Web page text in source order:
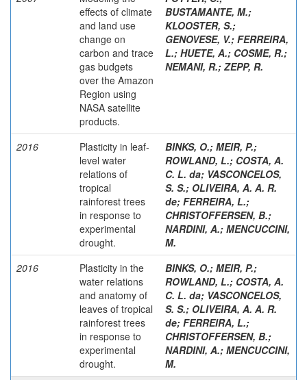
effects of climate
and land use
change on
carbon and trace
gas budgets
over the Amazon
Region using
NASA satellite
products.
BUSTAMANTE, M.;
KLOOSTER, S.;
GENOVESE, V.; FERREIRA,
L.; HUETE, A.; COSME, R.;
NEMANI, R.; ZEPP, R.
2016
Plasticity in leaf-
level water
relations of
tropical
rainforest trees
in response to
experimental
drought.
BINKS, O.; MEIR, P.;
ROWLAND, L.; COSTA, A.
C. L. da; VASCONCELOS,
S. S.; OLIVEIRA, A. A. R.
de; FERREIRA, L.;
CHRISTOFFERSEN, B.;
NARDINI, A.; MENCUCCINI,
M.
2016
Plasticity in the
water relations
and anatomy of
leaves of tropical
rainforest trees
in response to
experimental
drought.
BINKS, O.; MEIR, P.;
ROWLAND, L.; COSTA, A.
C. L. da; VASCONCELOS,
S. S.; OLIVEIRA, A. A. R.
de; FERREIRA, L.;
CHRISTOFFERSEN, B.;
NARDINI, A.; MENCUCCINI,
M.